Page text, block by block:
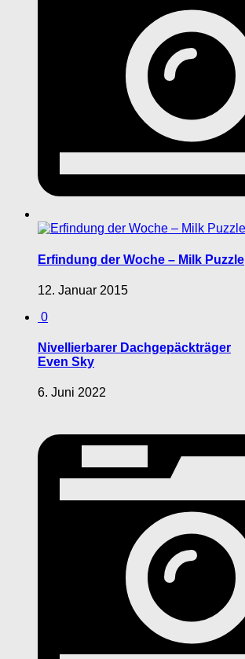
Erfindung der Woche – Milk Puzzle
12. Januar 2015
0
Nivellierbarer Dachgepäckträger
Even Sky
6. Juni 2022